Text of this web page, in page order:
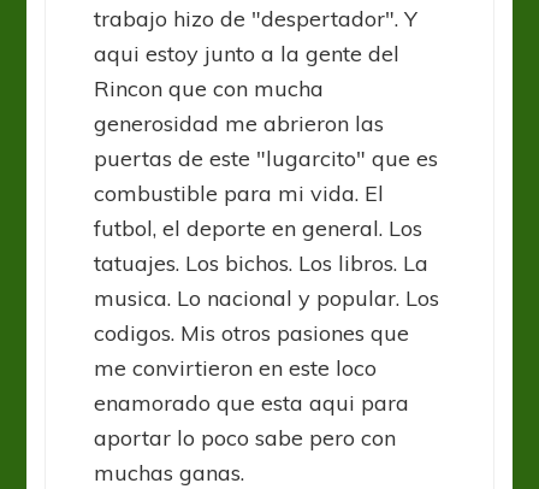
trabajo hizo de "despertador". Y
aqui estoy junto a la gente del
Rincon que con mucha
generosidad me abrieron las
puertas de este "lugarcito" que es
combustible para mi vida. El
futbol, el deporte en general. Los
tatuajes. Los bichos. Los libros. La
musica. Lo nacional y popular. Los
codigos. Mis otros pasiones que
me convirtieron en este loco
enamorado que esta aqui para
aportar lo poco sabe pero con
muchas ganas.